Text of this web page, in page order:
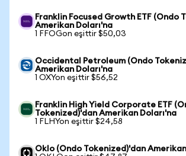
Franklin Focused Growth ETF (Ondo
Amerikan Doları'na
1 FFOGon eşittir $50,03
Occidental Petroleum (Ondo
Amerikan Doları'na
1 OXYon eşittir $56,52
Franklin High Yield Corporate ETF
Tokenized)'dan Amerikan Doları'na
1 FLHYon eşittir $24,58
Oklo (Ondo Tokenized)'dan